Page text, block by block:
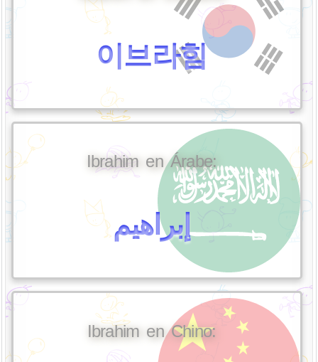
이브라힘
Ibrahim en Árabe:
إبراهيم
Ibrahim en Chino: